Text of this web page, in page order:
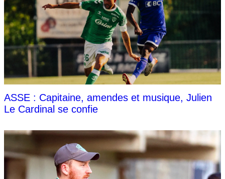
ASSE : Capitaine, amendes et musique, Julien
Le Cardinal se confie